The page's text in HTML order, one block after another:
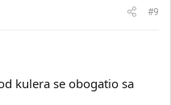
#9
kulera se obogatio sa